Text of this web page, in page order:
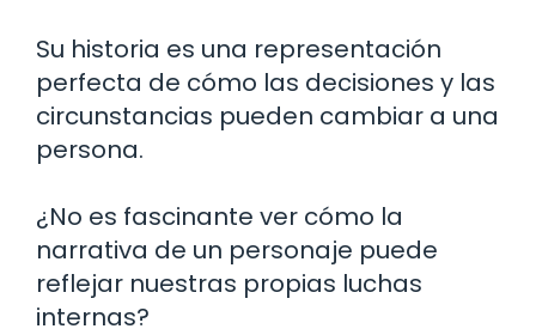
Su historia es una representación
perfecta de cómo las decisiones y las
circunstancias pueden cambiar a una
persona.
¿No es fascinante ver cómo la
narrativa de un personaje puede
reflejar nuestras propias luchas
internas?